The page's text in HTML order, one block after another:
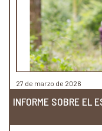
27 de marzo de 2026
INFORME SOBRE EL